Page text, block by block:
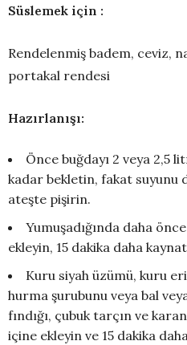
Süslemek için :
Rendelenmiş badem, ceviz,
portakal rendesi
Hazırlanışı:
Önce buğdayı 2 veya 2,5
kadar bekletin, fakat suyunu
ateşte pişirin.
Yumuşadığında daha
ekleyin, 15 dakika daha
Kuru siyah üzümü, kuru
hurma şurubunu veya bal veya
fındığı, çubuk tarçın ve
içine ekleyin ve 15 dakika